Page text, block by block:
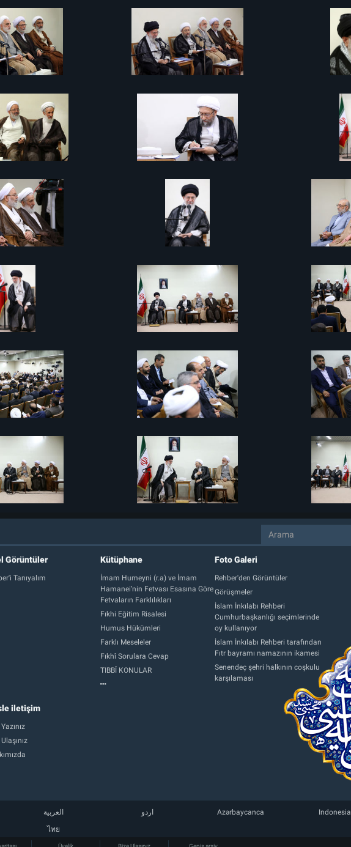
Görüntüler
Tanıyalım
Kütüphane
İmam Humeyni (r.a) ve İmam
Hamanei’nin Fetvası Esasına Göre
Fetvaların Farklılıkları
Fıkhi Eğitim Risalesi
Humus Hükümleri
Farklı Meseleler
Fıkhî Sorulara Cevap
TIBBÎ KONULAR
Foto Galeri
Rehber'den Görüntüler
Görüşmeler
İslam İnkılabı Rehberi
Cumhurbaşkanlığı seçimlerinde
oy kullanıyor
İslam İnkılabı Rehberi tarafından
Fıtr bayramı namazının ikamesi
Senendeç şehri halkının coşkulu
karşılaması
iletişim
العربية اردو Azərbaycanca
Indonesia
ไทย